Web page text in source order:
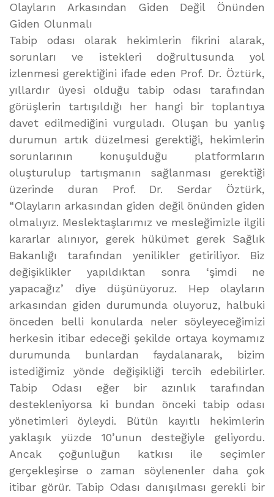
Olayların Arkasından Giden Değil Önünden
Giden Olunmalı
Tabip odası olarak hekimlerin fikrini alarak,
sorunları ve istekleri doğrultusunda yol
izlenmesi gerektiğini ifade eden Prof. Dr. Öztürk,
yıllardır üyesi olduğu tabip odası tarafından
görüşlerin tartışıldığı her hangi bir toplantıya
davet edilmediğini vurguladı. Oluşan bu yanlış
durumun artık düzelmesi gerektiği, hekimlerin
sorunlarının konuşulduğu platformların
oluşturulup tartışmanın sağlanması gerektiği
üzerinde duran Prof. Dr. Serdar Öztürk,
“Olayların arkasından giden değil önünden giden
olmalıyız. Meslektaşlarımız ve mesleğimizle ilgili
kararlar alınıyor, gerek hükümet gerek Sağlık
Bakanlığı tarafından yenilikler getiriliyor. Biz
değişiklikler yapıldıktan sonra ‘şimdi ne
yapacağız’ diye düşünüyoruz. Hep olayların
arkasından giden durumunda oluyoruz, halbuki
önceden belli konularda neler söyleyeceğimizi
herkesin itibar edeceği şekilde ortaya koymamız
durumunda bunlardan faydalanarak, bizim
istediğimiz yönde değişikliği tercih edebilirler.
Tabip Odası eğer bir azınlık tarafından
destekleniyorsa ki bundan önceki tabip odası
yönetimleri öyleydi. Bütün kayıtlı hekimlerin
yaklaşık yüzde 10’unun desteğiyle geliyordu.
Ancak çoğunluğun katkısı ile seçimler
gerçekleşirse o zaman söylenenler daha çok
itibar görür. Tabip Odası danışılması gerekli bir